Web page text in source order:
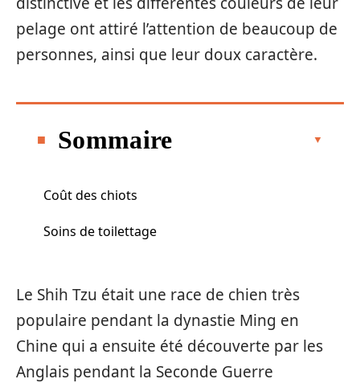
pelage ont attiré l’attention de beaucoup de
personnes, ainsi que leur doux caractère.
Sommaire
Coût des chiots
Soins de toilettage
Le Shih Tzu était une race de chien très
populaire pendant la dynastie Ming en
Chine qui a ensuite été découverte par les
Anglais pendant la Seconde Guerre